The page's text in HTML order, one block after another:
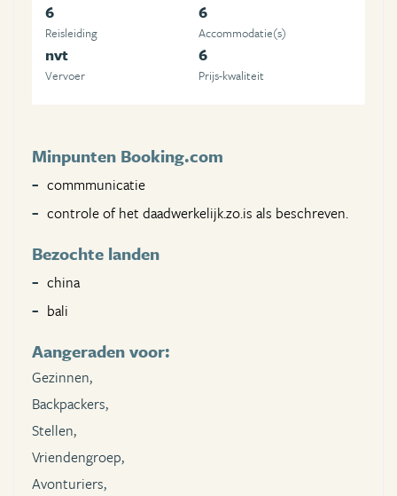
6
Reisleiding
6
Accommodatie(s)
nvt
Vervoer
6
Prijs-kwaliteit
Minpunten Booking.com
commmunicatie
controle of het daadwerkelijk.zo.is als beschreven.
Bezochte landen
china
bali
Aangeraden voor:
Gezinnen,
Backpackers,
Stellen,
Vriendengroep,
Avonturiers,